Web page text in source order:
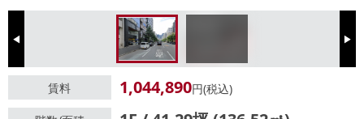
Previous Next
賃料 1,044,890円(税込)